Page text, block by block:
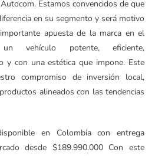
Estamos convencidos de que
en su segmento y será motivo
apuesta de la marca en el
un vehículo potente, eficiente,
y con una estética que impone. Este
compromiso de inversión local,
alineados con las tendencias
en Colombia con entrega
desde $189.990.000 Con este